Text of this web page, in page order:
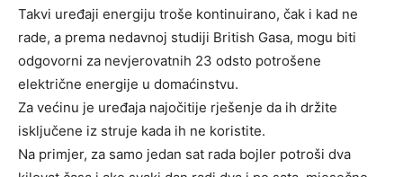
Takvi uređaji energiju troše kontinuirano, čak i kad ne
rade, a prema nedavnoj studiji British Gasa, mogu biti
odgovorni za nevjerovatnih 23 odsto potrošene
električne energije u domaćinstvu.
Za većinu je uređaja najočitije rješenje da ih držite
isključene iz struje kada ih ne koristite.
Na primjer, za samo jedan sat rada bojler potroši dva